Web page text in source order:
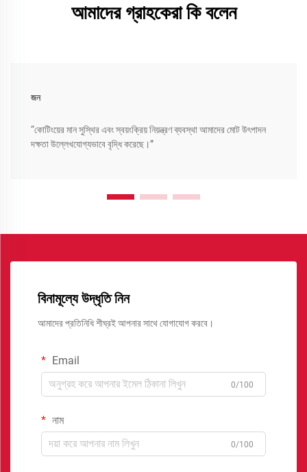
আমাদের গ্রাহকেরা কি বলেন
জন
“কোটিংয়ের মান সুস্থির এবং স্বয়ংক্রিয় নিয়ন্ত্রণ ব্যবস্থা আমাদের মোট উৎপাদন
দক্ষতা উল্লেখযোগ্যভাবে বৃদ্ধি করেছে।”
বিনামূল্যে উদ্ধৃতি নিন
আমাদের প্রতিনিধি শীঘ্রই আপনার সাথে যোগাযোগ করবে।
Email
0/100
নাম
0/100